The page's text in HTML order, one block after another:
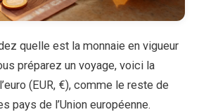
quelle est la monnaie en vigueur
préparez un voyage, voici la
(EUR, €), comme le reste de
pays de l’Union européenne.